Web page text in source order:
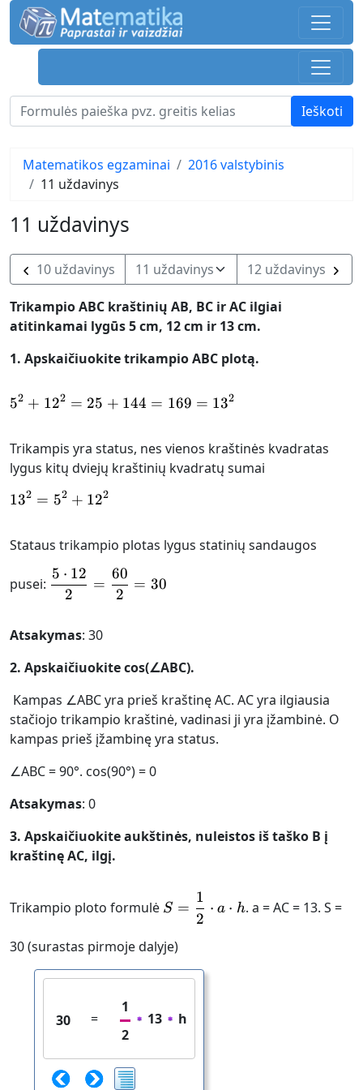
Matematikos egzaminai
2016 valstybinis
11 uždavinys
11 uždavinys
10 uždavinys 12 uždavinys
Trikampio ABC kraštinių AB, BC ir AC ilgiai
atitinkamai lygūs 5 cm, 12 cm ir 13 cm.
1. Apskaičiuokite trikampio ABC plotą.
5^{2}+12^{2} = 25+144 = 169 =
52 + 122 = 25 + 144 = 169 = 132
Trikampis yra status, nes vienos kraštinės kvadratas
lygus kitų dviejų kraštinių kvadratų sumai
13^{2} = 5^{2}+12^{2}
132 = 52 + 122
Stataus trikampio plotas lygus statinių sandaugos
pusei:
\frac{5\cdot 12}{2} = \frac{60}{2}
2
5 ⋅ 12
=
2
60
= 30
Atsakymas: 30
2. Apskaičiuokite cos(∠ABC).
Kampas ∠ABC yra prieš kraštinę AC. AC yra ilgiausia
stačiojo trikampio kraštinė, vadinasi ji yra įžambinė. O
kampas prieš įžambinę yra status.
∠ABC = 90°. cos(90°) = 0
Atsakymas: 0
3. Apskaičiuokite aukštinės, nuleistos iš taško B į
kraštinę AC, ilgį.
Trikampio ploto formulė S = \frac{1}{2}\cdot
S =
2
1
⋅ a ⋅ h. a = AC = 13. S =
30 (surastas pirmoje dalyje)
30 =
1
2
13 h